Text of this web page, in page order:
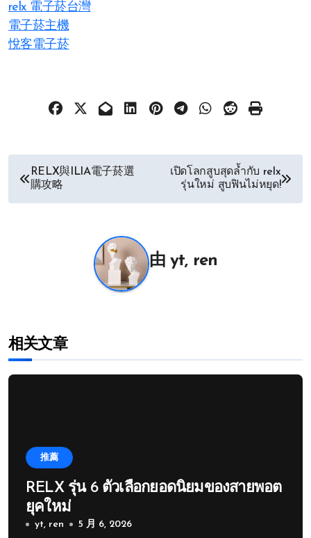
relx 電子菸台灣
電子菸主機
悅客電子菸
文
章
RELX與ILIA電子菸選
購攻略
เปิดโลกสูบสุดล้ำกับ relx
รุ่นใหม่ สูบฟินไม่หยุด!
由yt, ren
相关文章
推薦
RELX รุ่น 6 ตัวเลือกยอดนิยมของสายพอต
ยุคใหม่
yt, ren 5 月 6, 2026